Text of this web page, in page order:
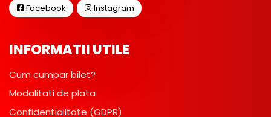
Facebook Instagram
INFORMATII UTILE
Cum cumpar bilet?
Modalitati de plata
Confidentialitate (GDPR)